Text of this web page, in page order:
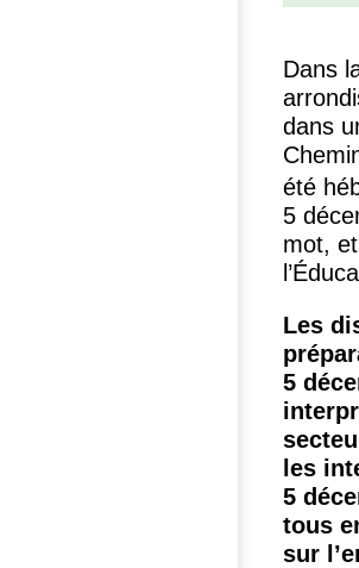
Dans
dans
été
5
mot,
Les
5
les
5
tous
sur